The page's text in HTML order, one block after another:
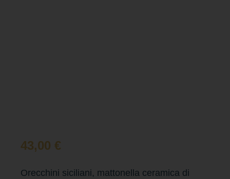
43,00 €
Orecchini siciliani, mattonella ceramica di